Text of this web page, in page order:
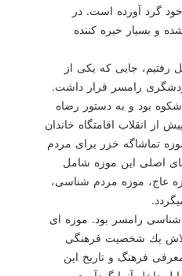
گرد آورده است. در
و بسیار خیره كننده
جایی كه یكی از
رامسر قرار داشت.
بود و به دستور رضاه
از انقلاب اقامتگاه خاندان
تماشاگه خزر برای مردم
اصلی این موزه شامل
عاج، موزه مردم شناسی،
رامسر بود. موزه ای
یك شخصیت فرهنگی
فرهنگ و تاریخ این